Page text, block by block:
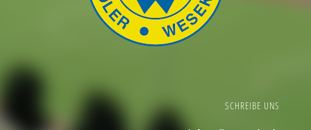
SCHREIBE UNS